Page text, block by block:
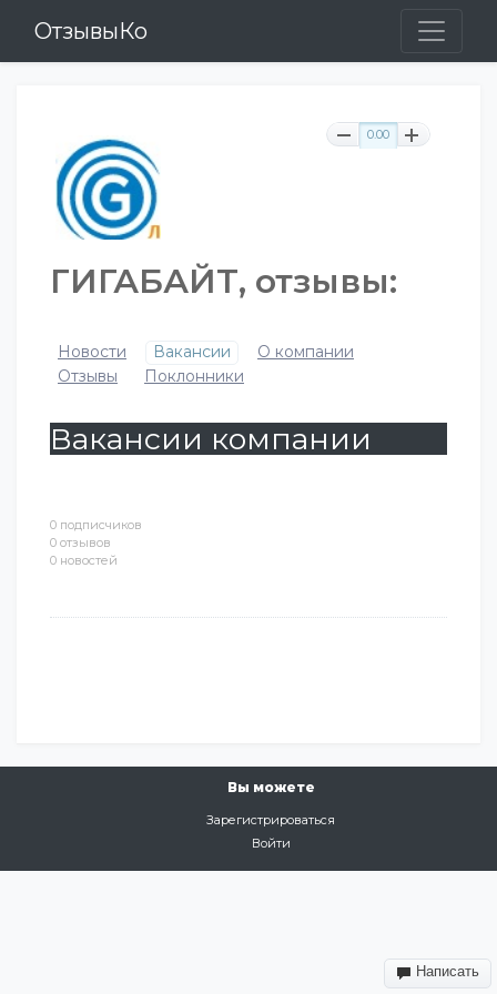
ОтзывыКо
0 подписчиков
0 отзывов
0 новостей
0.00
ГИГАБАЙТ, отзывы:
Новости Вакансии
О компании
Отзывы
Поклонники
Вакансии компании
Вы можете
Зарегистрироваться
Войти
Написать